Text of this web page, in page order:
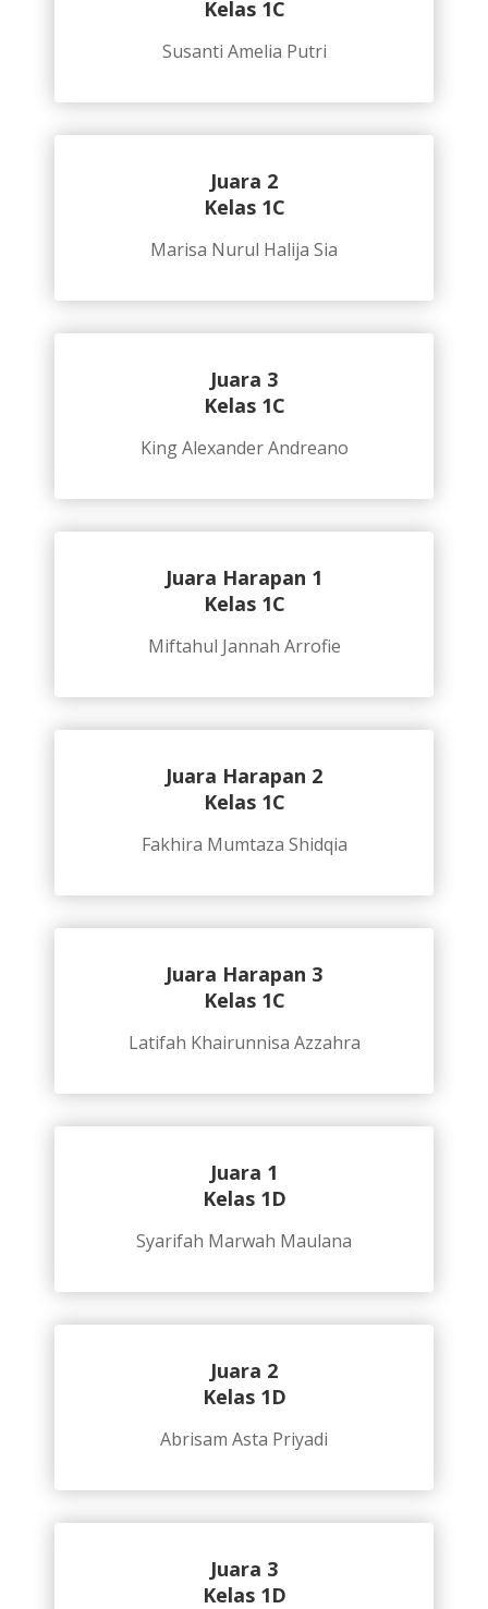
Kelas 1C
Susanti Amelia Putri
Juara 2
Kelas 1C
Marisa Nurul Halija Sia
Juara 3
Kelas 1C
King Alexander Andreano
Juara Harapan 1
Kelas 1C
Miftahul Jannah Arrofie
Juara Harapan 2
Kelas 1C
Fakhira Mumtaza Shidqia
Juara Harapan 3
Kelas 1C
Latifah Khairunnisa Azzahra
Juara 1
Kelas 1D
Syarifah Marwah Maulana
Juara 2
Kelas 1D
Abrisam Asta Priyadi
Juara 3
Kelas 1D